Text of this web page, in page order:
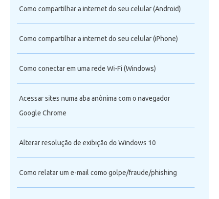
Como compartilhar a internet do seu celular (Android)
Como compartilhar a internet do seu celular (iPhone)
Como conectar em uma rede Wi-Fi (Windows)
Acessar sites numa aba anônima com o navegador
Google Chrome
Alterar resolução de exibição do Windows 10
Como relatar um e-mail como golpe/fraude/phishing